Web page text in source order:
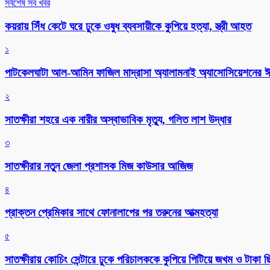
সর্বশেষ সব খবর
কয়রায় সিঁধ কেটে ঘরে ঢুকে ওষুধ ব্যবসায়ীকে কুপিয়ে হত্যা, স্ত্রী আহত
১
পাটকেলঘাটা আল-আমিন ফাজিল মাদ্রাসা অ্যালামনাই অ্যাসোসিয়েশনের
২
সাতক্ষীরা শহরে এক নারীর অস্বাভাবিক মৃত্যু, গলিত লাশ উদ্ধার
৩
সাতক্ষীরার নতুন জেলা প্রশাসক মিজ কাউসার আজিজ
৪
প্রাক্তন প্রেমিকার সাথে ফোনালাপের পর তরুনের আত্মহত্যা
৫
সাতক্ষীরায় কোচিং সেন্টারে ঢুকে পরিচালককে কুপিয়ে পিটিয়ে জখম ও টাকা